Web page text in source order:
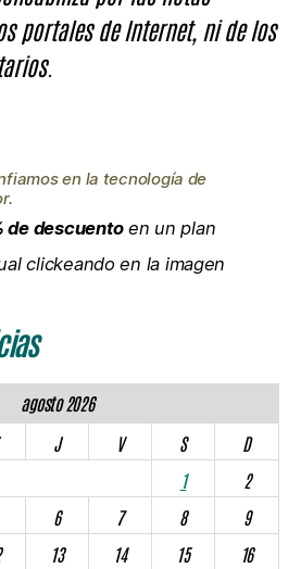
portales de Internet, ni de los
en la tecnología de
de descuentoen un plan
clickeando en la imagen
agosto 2026
J V S
D
1
2
6 7 8
9
13 14 15
16